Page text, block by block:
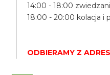
14:00 - 18:00
18:00 - 20:00 kolacja i
ODBIERAMY Z